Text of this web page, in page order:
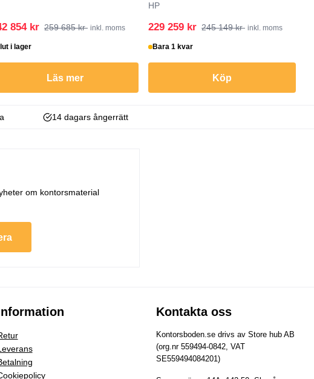
854 kr 259 685 kr inkl. moms
i lager
Läs mer
HP
229 259 kr 245 149 kr inkl. moms
Bara 1 kvar
Köp
14 dagars ångerrätt
om kontorsmaterial
Kontakta oss
Kontorsboden.se drivs av Store hub AB
(org.nr 559494-0842, VAT
SE559494084201)